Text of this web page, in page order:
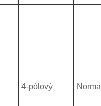
4-pólový Norma